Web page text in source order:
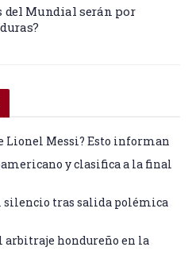
del Mundial serán por
Lionel Messi? Esto informan
y clasifica a la final
tras salida polémica
arbitraje hondureño en la